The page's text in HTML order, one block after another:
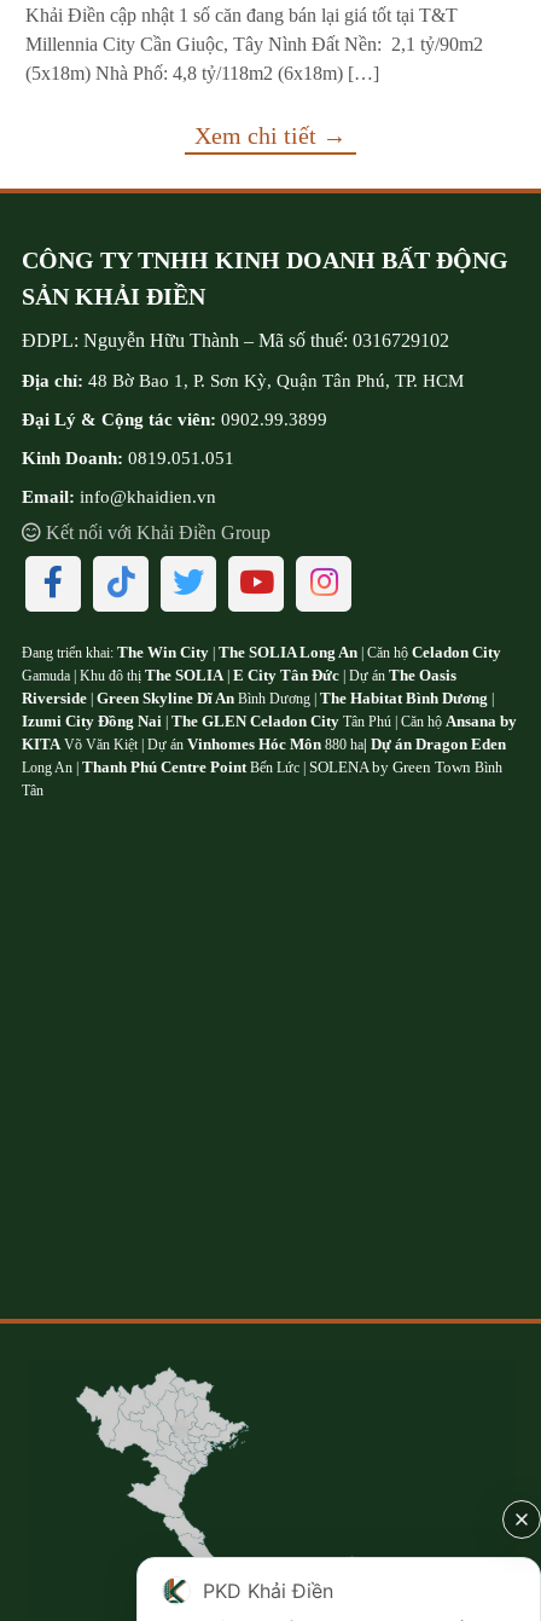
Khải Điền cập nhật 1 số căn đang bán lại giá tốt tại T&T
Millennia City Cần Giuộc, Tây Nình Đất Nền: 2,1 tỷ/90m2
(5x18m) Nhà Phố: 4,8 tỷ/118m2 (6x18m) […]
Xem chi tiết →
CÔNG TY TNHH KINH DOANH BẤT ĐỘNG
SẢN KHẢI ĐIỀN
ĐDPL: Nguyễn Hữu Thành – Mã số thuế: 0316729102
Địa chỉ: 48 Bờ Bao 1, P. Sơn Kỳ, Quận Tân Phú, TP. HCM
Đại Lý & Cộng tác viên: 0902.99.3899
Kinh Doanh: 0819.051.051
Email: info@khaidien.vn
Kết nối với Khải Điền Group
Đang triển khai: The Win City The SOLIA Long An | Căn hộ Celadon City
Gamuda | Khu đô thị The SOLIA| E City Tân Đức | Dự án The Oasis
Riverside Green Skyline Dĩ An Bình Dương | The Habitat Bình Dương
Izumi City Đồng Nai The GLEN Celadon City Tân Phú | Căn hộ Ansana by
KITAVõ Văn Kiệt | Dự án Vinhomes Hóc Môn 880 ha Dự án Dragon Eden
Long An | Thanh Phú Centre PointBến Lức | SOLENA by Green Town Bình
Tân
PKD Khải Điền